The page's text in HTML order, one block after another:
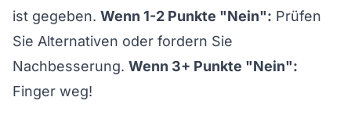
ist gegeben. Wenn 1-2 Punkte "Nein": Prüfen
Sie Alternativen oder fordern Sie
Nachbesserung. Wenn 3+ Punkte "Nein":
Finger weg!